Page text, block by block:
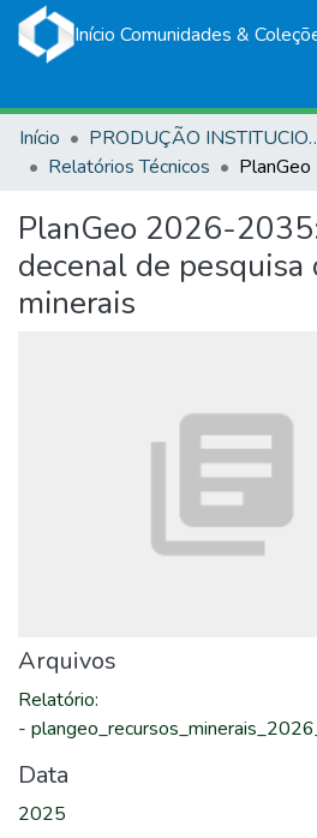
Início Comunidades &
Início
Relatórios Técnicos
PlanGeo 2026-
decenal de pesquisa
minerais
Arquivos
Relatório:
-
Data
2025